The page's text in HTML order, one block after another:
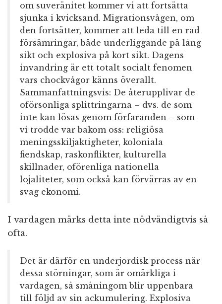
om suveränitet kommer vi att fortsätta
sjunka i kvicksand. Migrationsvågen, om
den fortsätter, kommer att leda till en rad
försämringar, både underliggande på lång
sikt och explosiva på kort sikt. Dagens
invandring är ett totalt socialt fenomen
vars chockvågor känns överallt.
Sammanfattningsvis: De återupplivar de
oförsonliga splittringarna – dvs. de som
inte kan lösas genom förfaranden – som
vi trodde var bakom oss: religiösa
meningsskiljaktigheter, koloniala
fiendskap, raskonflikter, kulturella
skillnader, oförenliga nationella
lojaliteter, som också kan förvärras av en
svag ekonomi.
I vardagen märks detta inte nödvändigtvis så
ofta.
Det är därför en underjordisk process när
dessa störningar, som är omärkliga i
vardagen, så småningom blir uppenbara
till följd av sin ackumulering. Explosiva